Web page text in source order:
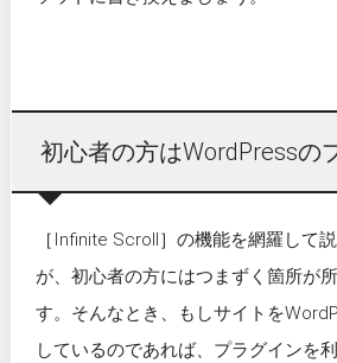
初心者の方はWordPressの
［Infinite Scroll］の機能を網羅して
が、初心者の方にはつまずく箇所が
す。そんなとき、もしサイトを
しているのであれば、プラグインを